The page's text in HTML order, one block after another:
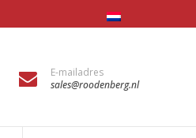
E-mailadres
sales@roodenberg.nl